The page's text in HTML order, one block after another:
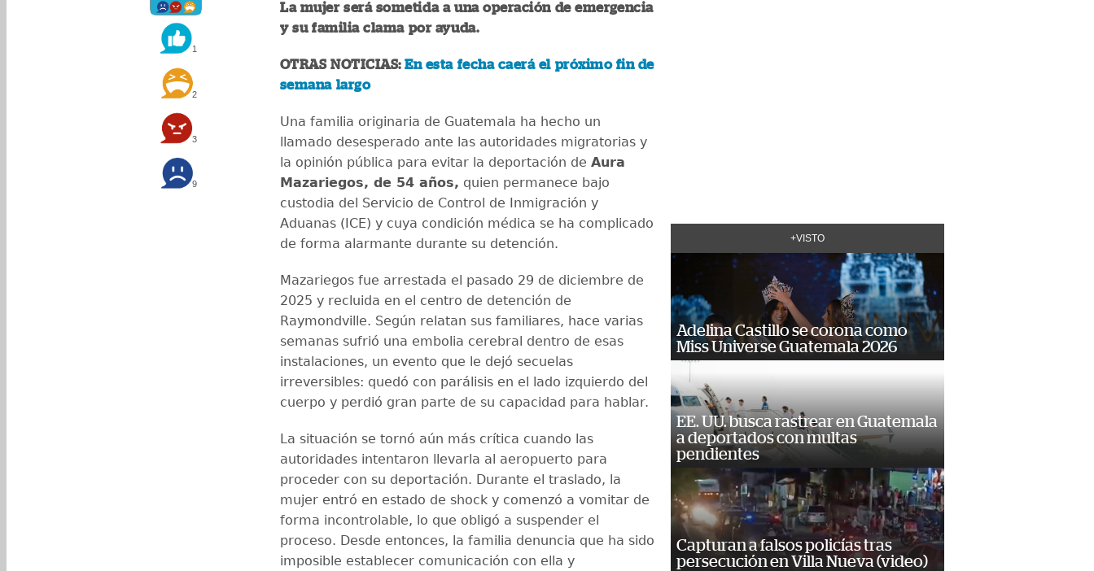
1
2
3
9
La mujer será sometida a una operación de emergencia
y su familia clama por ayuda.
OTRAS NOTICIAS:En esta fecha caerá el próximo fin de
semana largo
Una familia originaria de Guatemala ha hecho un
llamado desesperado ante las autoridades migratorias y
la opinión pública para evitar la deportación de Aura
Mazariegos, de 54 años, quien permanece bajo
custodia del Servicio de Control de Inmigración y
Aduanas (ICE) y cuya condición médica se ha complicado
de forma alarmante durante su detención.
Mazariegos fue arrestada el pasado 29 de diciembre de
2025 y recluida en el centro de detención de
Raymondville. Según relatan sus familiares, hace varias
semanas sufrió una embolia cerebral dentro de esas
instalaciones, un evento que le dejó secuelas
irreversibles: quedó con parálisis en el lado izquierdo del
cuerpo y perdió gran parte de su capacidad para hablar.
La situación se tornó aún más crítica cuando las
autoridades intentaron llevarla al aeropuerto para
proceder con su deportación. Durante el traslado, la
mujer entró en estado de shock y comenzó a vomitar de
forma incontrolable, lo que obligó a suspender el
proceso. Desde entonces, la familia denuncia que ha sido
imposible establecer comunicación con ella y
+VISTO
Adelina Castillo se corona como
Miss Universe Guatemala 2026
EE. UU. busca rastrear en Guatemala
a deportados con multas
pendientes
Capturan a falsos policías tras
persecución en Villa Nueva (video)